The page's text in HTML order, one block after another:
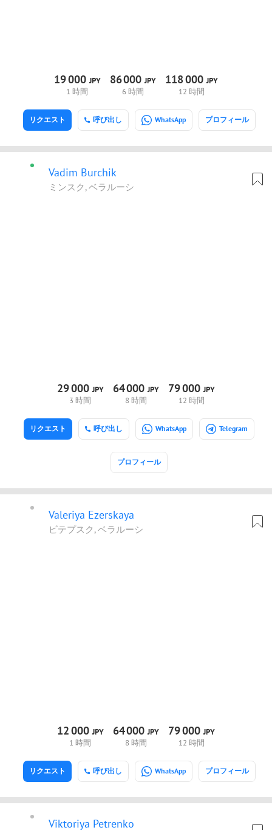
19000JPY
1 時間
86000JPY
6 時間
118000JPY
12 時間
呼び出し WhatsApp プロフィール
リクエスト
Vadim Burchik
ミンスク, ベラルーシ
29000JPY
3 時間
64000JPY
8 時間
79000JPY
12 時間
呼び出し WhatsApp Telegram
プロフィール
リクエスト
Valeriya Ezerskaya
ビテプスク, ベラルーシ
12000JPY
1 時間
64000JPY
8 時間
79000JPY
12 時間
呼び出し WhatsApp プロフィール
リクエスト
Viktoriya Petrenko